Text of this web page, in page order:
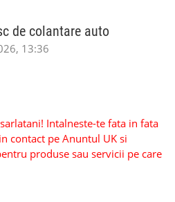
de colantare auto
13:36
Intalneste-te fata in fata
contact pe Anuntul UK si
produse sau servicii pe care